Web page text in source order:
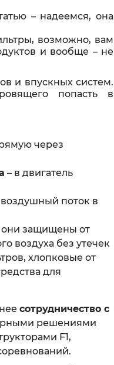
– надеемся, она
возможно, вам
и вообще –не
и впускных систем.
попасть в
через
– в двигатель
поток в
они защищены от
воздуха без утечек
хлопковые от
для
сотрудничество с
решениями
F1,